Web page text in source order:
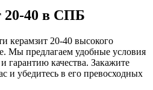
20-40 в СПБ
керамзит 20-40 высокого
Мы предлагаем удобные условия
гарантию качества. Закажите
и убедитесь в его превосходных